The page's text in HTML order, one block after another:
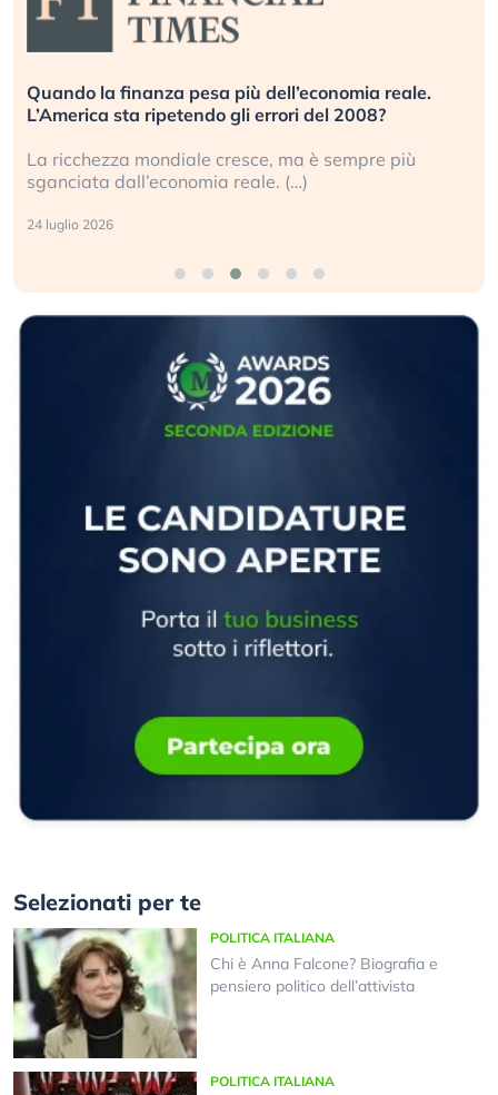
Quando la finanza pesa più dell’economia reale.
L’America sta ripetendo gli errori del 2008?
La ricchezza mondiale cresce, ma è sempre più
sganciata dall’economia reale. (…)
24 luglio 2026
Selezionati per te
POLITICA ITALIANA
Chi è Anna Falcone? Biografia e
pensiero politico dell’attivista
POLITICA ITALIANA